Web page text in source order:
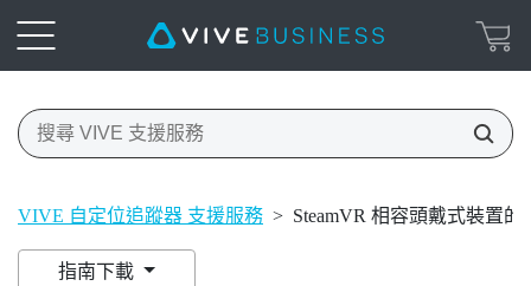
VIVE 自定位追蹤器 支援服務 > SteamVR 相容頭戴式裝置的
指南下載